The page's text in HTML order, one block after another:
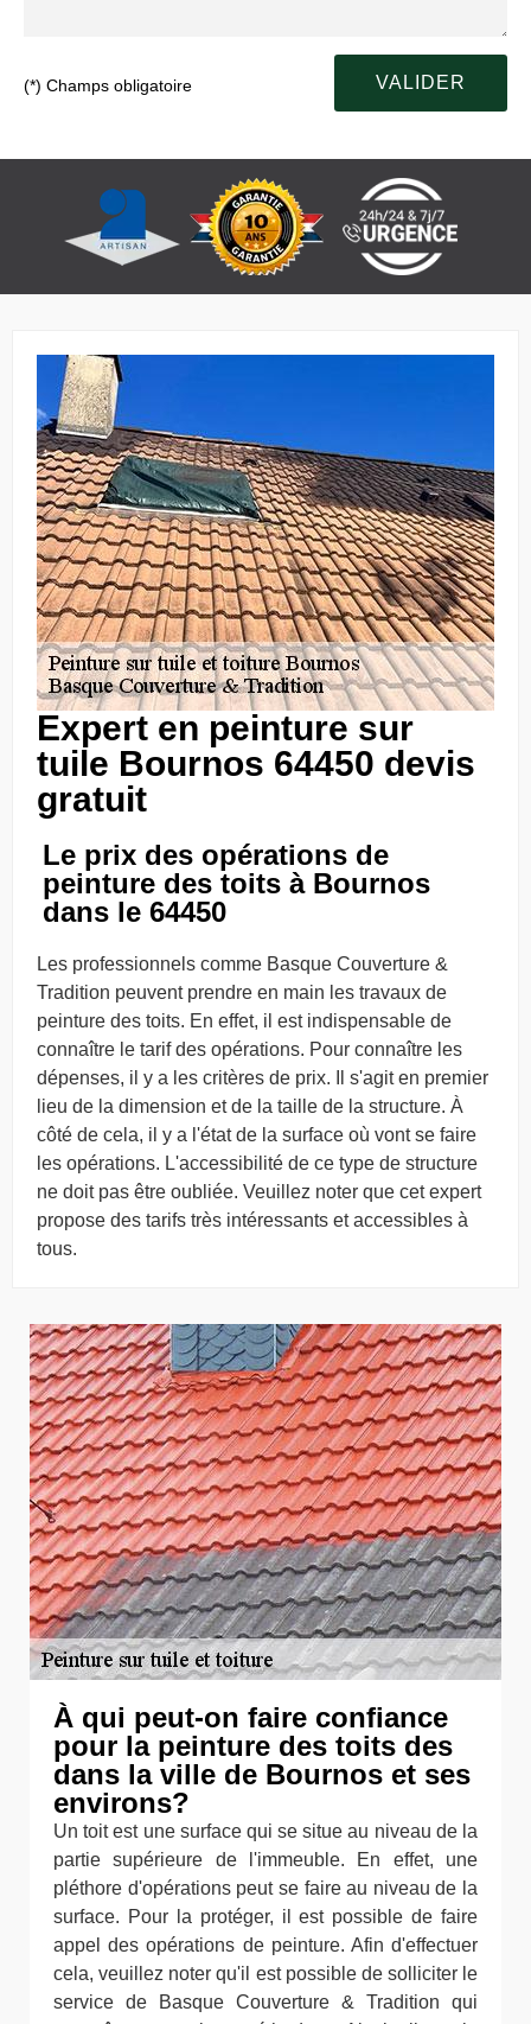
(*) Champs obligatoire
Expert en peinture sur
tuile Bournos 64450 devis
gratuit
Le prix des opérations de
peinture des toits à Bournos
dans le 64450
Les professionnels comme Basque Couverture &
Tradition peuvent prendre en main les travaux de
peinture des toits. En effet, il est indispensable de
connaître le tarif des opérations. Pour connaître les
dépenses, il y a les critères de prix. Il s'agit en premier
lieu de la dimension et de la taille de la structure. À
côté de cela, il y a l'état de la surface où vont se faire
les opérations. L'accessibilité de ce type de structure
ne doit pas être oubliée. Veuillez noter que cet expert
propose des tarifs très intéressants et accessibles à
tous.
À qui peut-on faire confiance
pour la peinture des toits des
dans la ville de Bournos et ses
environs?
Un toit est une surface qui se situe au niveau de la
partie supérieure de l'immeuble. En effet, une
pléthore d'opérations peut se faire au niveau de la
surface. Pour la protéger, il est possible de faire
appel des opérations de peinture. Afin d'effectuer
cela, veuillez noter qu'il est possible de solliciter le
service de Basque Couverture & Tradition qui